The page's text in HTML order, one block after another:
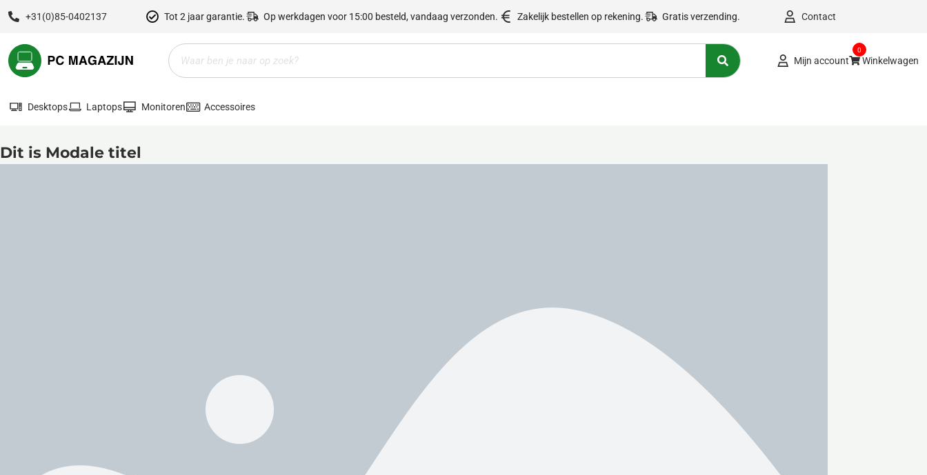
naar
inhoud
+31(0)85-0402137 Tot 2 jaar garantie. Op werkdagen voor 15:00 besteld, vandaag verzonden. Zakelijk bestellen op rekening. Gratis verzending. Contact
Zoeken
Mijn account
0
Winkelwagen
Desktops Laptops Monitoren Accessoires
Dit is Modale titel